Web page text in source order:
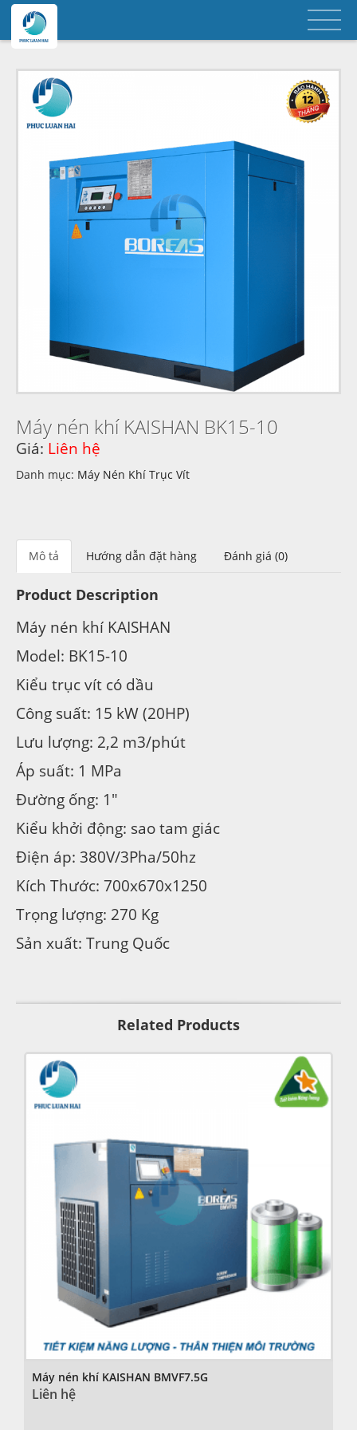
Máy nén khí KAISHAN BK15-10
Giá: Liên hệ
Danh mục: Máy Nén Khí Trục Vít
Mô tả Hướng dẫn đặt hàng Đánh giá (0)
Product Description
Máy nén khí KAISHAN
Model: BK15-10
Kiểu trục vít có dầu
Công suất: 15 kW (20HP)
Lưu lượng: 2,2 m3/phút
Áp suất: 1 MPa
Đường ống: 1″
Kiểu khởi động: sao tam giác
Điện áp: 380V/3Pha/50hz
Kích Thước: 700x670x1250
Trọng lượng: 270 Kg
Sản xuất: Trung Quốc
Related Products
Máy nén khí KAISHAN BMVF7.5G
Liên hệ